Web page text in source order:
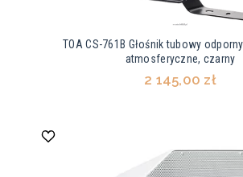
TOA CS-761B Głośnik tubowy
atmosferyczne, czarny
2 145,00 zł